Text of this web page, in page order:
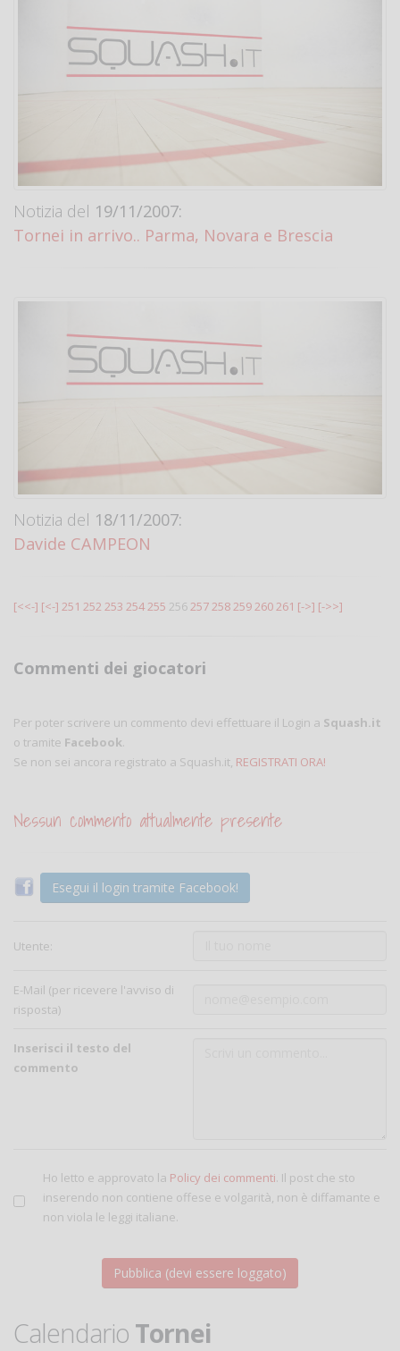
Notizia del 19/11/2007:
Tornei in arrivo.. Parma, Novara e Brescia
Notizia del 18/11/2007:
Davide CAMPEON
[<<-] [<-] 251 252 253 254255 256257258259260261 [->] [->>]
Commenti dei giocatori
Per poter scrivere un commento devi effettuare il Login a Squash.it
o tramite Facebook.
Se non sei ancora registrato a Squash.it, REGISTRATI ORA!
Nessun commento attualmente presente
Esegui il login tramite Facebook!
Utente:
E-Mail (per ricevere l'avviso di
risposta)
Inserisci il testo del
commento
Ho letto e approvato la Policy dei commenti. Il post che sto
inserendo non contiene offese e volgarità, non è diffamante e
non viola le leggi italiane.
Calendario Tornei